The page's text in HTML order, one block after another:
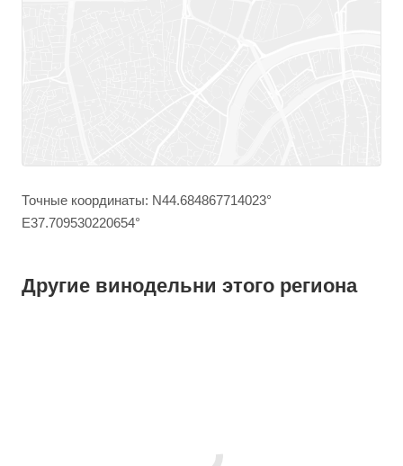
Точные координаты: N44.684867714023°
E37.709530220654°
Другие винодельни этого региона